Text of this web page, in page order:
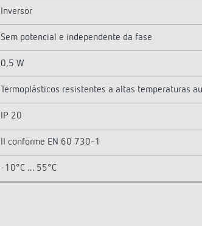
Inversor
Sem potencial e independente da fase
0,5 W
Termoplásticos resistentes a altas temperaturas
IP 20
II conforme EN 60 730-1
-10°C ... 55°C